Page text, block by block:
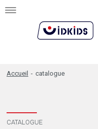
Toggle
Accueil - catalogue
CATALOGUE